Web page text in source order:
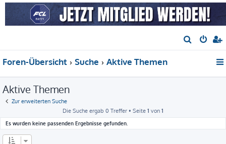
u
h
Foren-Übersicht Suche Aktive Themen
Aktive Themen
Zur erweiterten Suche
Die Suche ergab 0 Treffer • Seite 1 von 1
Es wurden keine passenden Ergebnisse gefunden.